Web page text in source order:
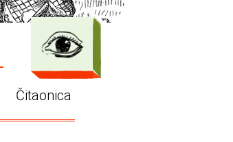
Čitaonica